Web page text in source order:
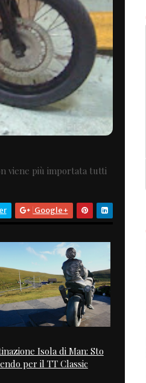
viene più importata tutti
Google+
Isola di Man: Sto
per il TT Classic